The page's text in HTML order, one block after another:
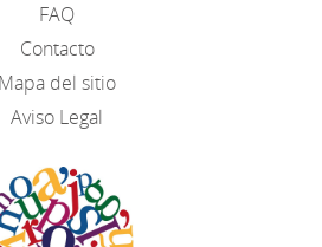
FAQ
Contacto
Mapa del sitio
Aviso Legal